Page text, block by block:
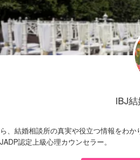
IBJ
、結婚相談所の真実や役立つ情報をわ
認定上級心理カウンセラー。